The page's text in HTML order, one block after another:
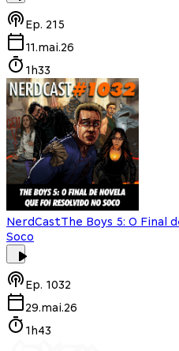
Ep. 215
11.mai.26
1h33
NerdCastThe Boys 5: O Final
Soco
Ep. 1032
29.mai.26
1h43